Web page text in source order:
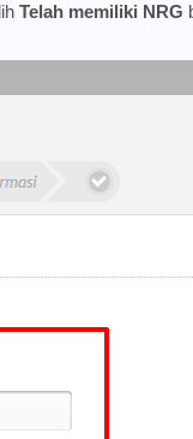
Telah memiliki NRG